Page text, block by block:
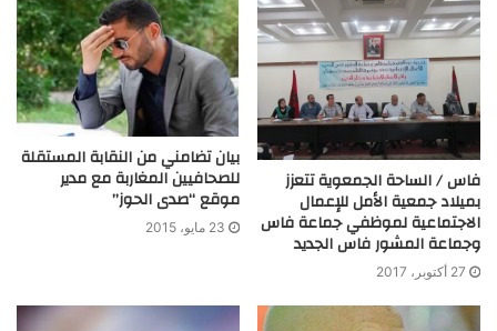
فاس / الساحة الجمعوية تتعزز
بميلاد جمعية الأمل للإعمال
الاجتماعية لموظفي جماعة فاس
وجماعة المشور فاس الجديد
27 أكتوبر، 2017
بيان تضامني من النقابة المستقلة
للصحافيين المغاربة مع مدير
موقع “صدى الحوز”
23 مايو، 2015